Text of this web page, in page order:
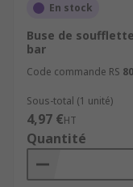
En stock
Buse de
bar
Code commande RS
Sous-total (1 unité)
4,97 €HT
Quantité